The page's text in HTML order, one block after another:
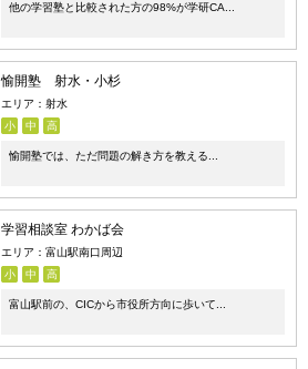
他の学習塾と比較された方の98%が学研CA...
愉開塾 射水・小杉
エリア：射水
小
中 高
愉開塾では、ただ問題の解き方を教える...
学習相談室 わかば会
エリア：富山駅南口周辺
小
中 高
富山駅前の、CICから市役所方向に歩いて...